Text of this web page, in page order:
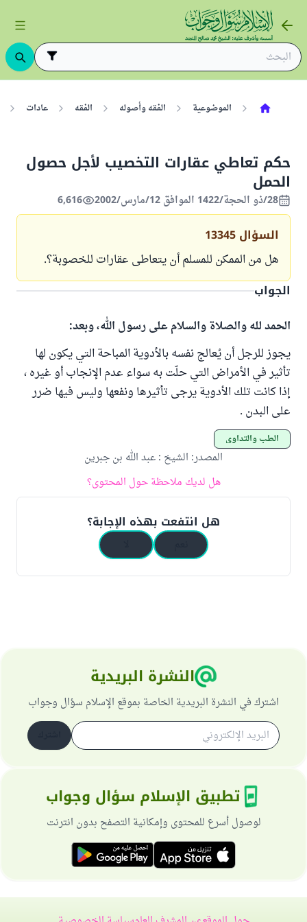
الموضوعية الفقه وأصوله الفقه عادات
حكم تعاطي عقارات التخصيب لأجل حصول
الحمل
28/ذو الحجة/1422 الموافق 12/مارس/2002 6,616
السؤال 13345
هل من الممكن للمسلم أن يتعاطى عقارات للخصوبة؟.
الجواب
الحمد لله والصلاة والسلام على رسول الله، وبعد:
يجوز للرجل أن يُعالج نفسه بالأدوية المباحة التي يكون لها
تأثير في الأمراض التي حلّت به سواء عدم الإنجاب أو غيره ،
إذا كانت تلك الأدوية يرجى تأثيرها ونفعها وليس فيها ضرر
على البدن .
الطب والتداوي
المصدر: الشيخ : عبد الله بن جبرين
هل لديك ملاحظة حول المحتوى؟
هل انتفعت بهذه الإجابة؟
النشرة البريدية
اشترك في النشرة البريدية الخاصة بموقع الإسلام سؤال وجواب
تطبيق الإسلام سؤال وجواب
لوصول أسرع للمحتوى وإمكانية التصفح بدون انترنت